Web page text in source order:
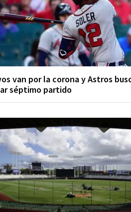
van por la corona y Astros
séptimo partido